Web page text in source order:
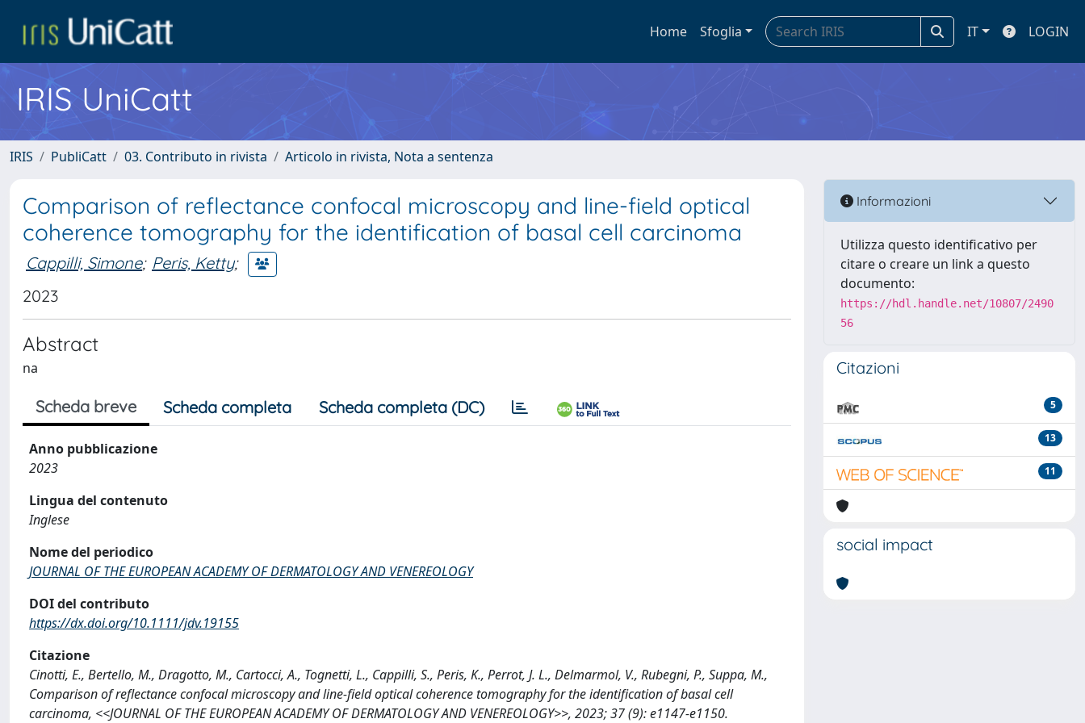
Home Sfoglia IT LOGIN
IRIS UniCatt
IRIS PubliCatt 03. Contributo in rivista Articolo in rivista, Nota a sentenza
Comparison of reflectance confocal microscopy and line-field optical
coherence tomography for the identification of basal cell carcinoma
Cappilli, Simone; Peris, Ketty;
2023
Abstract
na
Scheda breve Scheda completa Scheda completa (DC)
Anno pubblicazione
2023
Lingua del contenuto
Inglese
Nome del periodico
JOURNAL OF THE EUROPEAN ACADEMY OF DERMATOLOGY AND VENEREOLOGY
DOI del contributo
https://dx.doi.org/10.1111/jdv.19155
Citazione
Cinotti, E., Bertello, M., Dragotto, M., Cartocci, A., Tognetti, L., Cappilli, S., Peris, K., Perrot, J. L., Delmarmol, V., Rubegni, P., Suppa, M.,
Comparison of reflectance confocal microscopy and line-field optical coherence tomography for the identification of basal cell
carcinoma, <<JOURNAL OF THE EUROPEAN ACADEMY OF DERMATOLOGY AND VENEREOLOGY>>, 2023; 37 (9): e1147-e1150.
Informazioni
Utilizza questo identificativo per
citare o creare un link a questo
documento:
https://hdl.handle.net/10807/2490
56
Citazioni
5
13
11
social impact